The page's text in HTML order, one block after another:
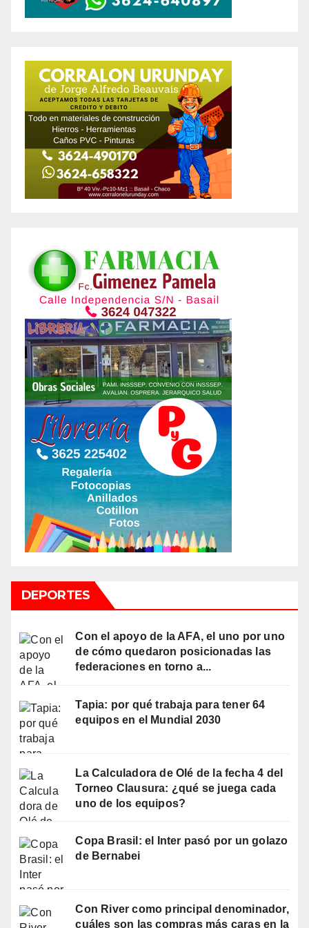
DEPORTES
Con el apoyo de la AFA, el uno por uno
de cómo quedaron posicionadas las
federaciones en torno a...
Tapia: por qué trabaja para tener 64
equipos en el Mundial 2030
La Calculadora de Olé de la fecha 4 del
Torneo Clausura: ¿qué se juega cada
uno de los equipos?
Copa Brasil: el Inter pasó por un golazo
de Bernabei
Con River como principal denominador,
cuáles son las compras más caras en la